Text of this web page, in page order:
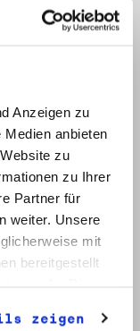
Anzeigen zu
anbieten
zu
zu Ihrer
Partner für
weiter. Unsere
mit
bereitgestellt
zeigen
über
die
1990 -
im